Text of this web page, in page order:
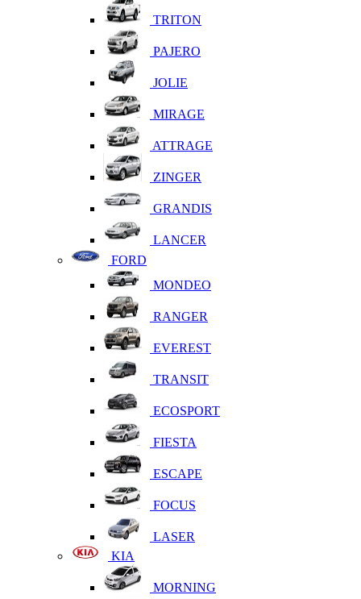
TRITON
PAJERO
JOLIE
MIRAGE
ATTRAGE
ZINGER
GRANDIS
LANCER
FORD
MONDEO
RANGER
EVEREST
TRANSIT
ECOSPORT
FIESTA
ESCAPE
FOCUS
LASER
KIA
MORNING